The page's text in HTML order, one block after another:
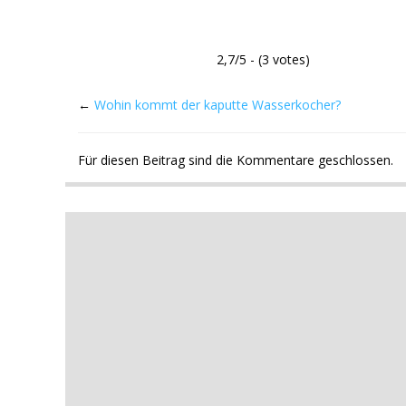
2,7/5 - (3 votes)
← Wohin kommt der kaputte Wasserkocher?
Für diesen Beitrag sind die Kommentare geschlossen.